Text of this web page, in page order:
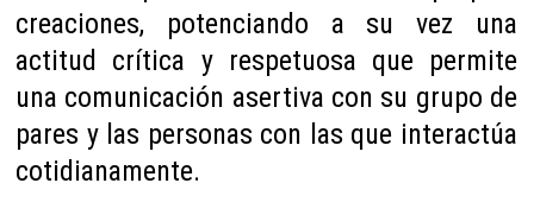
creaciones, potenciando a su vez una
actitud crítica y respetuosa que permite
una comunicación asertiva con su grupo de
pares y las personas con las que interactúa
cotidianamente.